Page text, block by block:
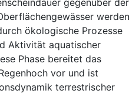
gegenüber der
werden
ökologische Prozesse
Aktivität aquatischer
Phase bereitet das
vor und ist
terrestrischer